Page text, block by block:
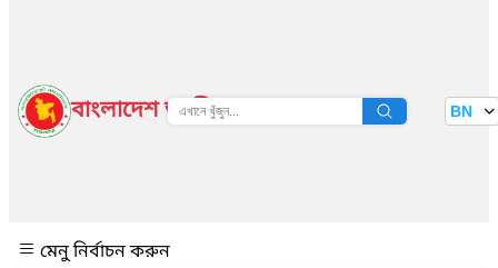
বাংলাদেশ জাতীয় তথ্য বাতায়ন BN
মেনু নির্বাচন করুন